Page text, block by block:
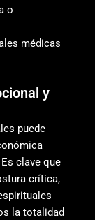
o
médicas
y
puede
clave que
crítica,
la totalidad